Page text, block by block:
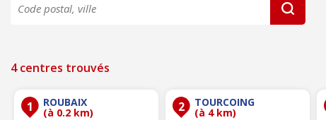
4 centres trouvés
1 ROUBAIX
(à 0.2 km)
2 TOURCOING
(à 4 km)